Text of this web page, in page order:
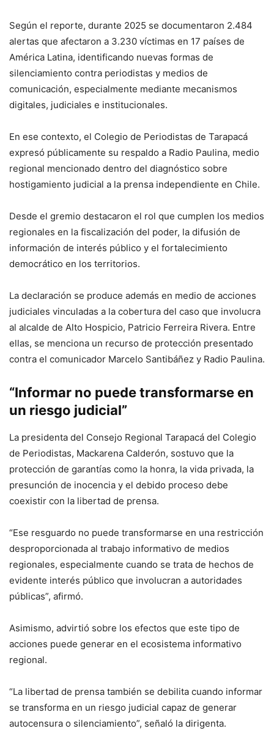
Según el reporte, durante 2025 se documentaron 2.484
alertas que afectaron a 3.230 víctimas en 17 países de
América Latina, identificando nuevas formas de
silenciamiento contra periodistas y medios de
comunicación, especialmente mediante mecanismos
digitales, judiciales e institucionales.
En ese contexto, el Colegio de Periodistas de Tarapacá
expresó públicamente su respaldo a Radio Paulina, medio
regional mencionado dentro del diagnóstico sobre
hostigamiento judicial a la prensa independiente en Chile.
Desde el gremio destacaron el rol que cumplen los medios
regionales en la fiscalización del poder, la difusión de
información de interés público y el fortalecimiento
democrático en los territorios.
La declaración se produce además en medio de acciones
judiciales vinculadas a la cobertura del caso que involucra
al alcalde de Alto Hospicio, Patricio Ferreira Rivera. Entre
ellas, se menciona un recurso de protección presentado
contra el comunicador Marcelo Santibáñez y Radio Paulina.
“Informar no puede transformarse en
un riesgo judicial”
La presidenta del Consejo Regional Tarapacá del Colegio
de Periodistas, Mackarena Calderón, sostuvo que la
protección de garantías como la honra, la vida privada, la
presunción de inocencia y el debido proceso debe
coexistir con la libertad de prensa.
“Ese resguardo no puede transformarse en una restricción
desproporcionada al trabajo informativo de medios
regionales, especialmente cuando se trata de hechos de
evidente interés público que involucran a autoridades
públicas”, afirmó.
Asimismo, advirtió sobre los efectos que este tipo de
acciones puede generar en el ecosistema informativo
regional.
“La libertad de prensa también se debilita cuando informar
se transforma en un riesgo judicial capaz de generar
autocensura o silenciamiento”, señaló la dirigenta.